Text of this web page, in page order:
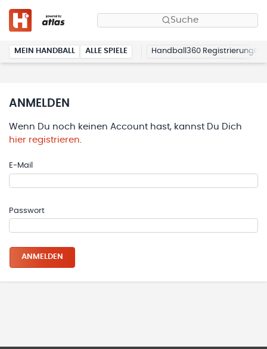
Suche
MEIN HANDBALL ALLE SPIELE Handball360 Registrierung
ANMELDEN
Wenn Du noch keinen Account hast, kannst Du Dich
hier registrieren.
E-Mail
Passwort
ANMELDEN